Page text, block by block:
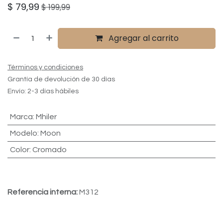
$ 79,99 $199,99
Agregar al carrito
Términos y condiciones
Grantía de devolución de 30 días
Envío: 2-3 días hábiles
Marca: Mhiler
Modelo: Moon
Color: Cromado
Referencia interna:M312